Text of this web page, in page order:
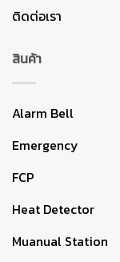
ติดต่อเรา
สินค้า
Alarm Bell
Emergency
FCP
Heat Detector
Muanual Station